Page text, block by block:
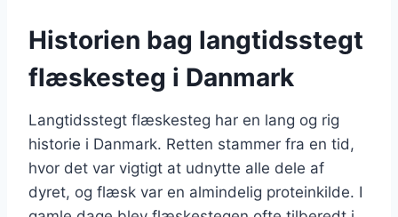
Historien bag langtidsstegt
flæskesteg i Danmark
Langtidsstegt flæskesteg har en lang og rig
historie i Danmark. Retten stammer fra en tid,
hvor det var vigtigt at udnytte alle dele af
dyret, og flæsk var en almindelig proteinkilde. I